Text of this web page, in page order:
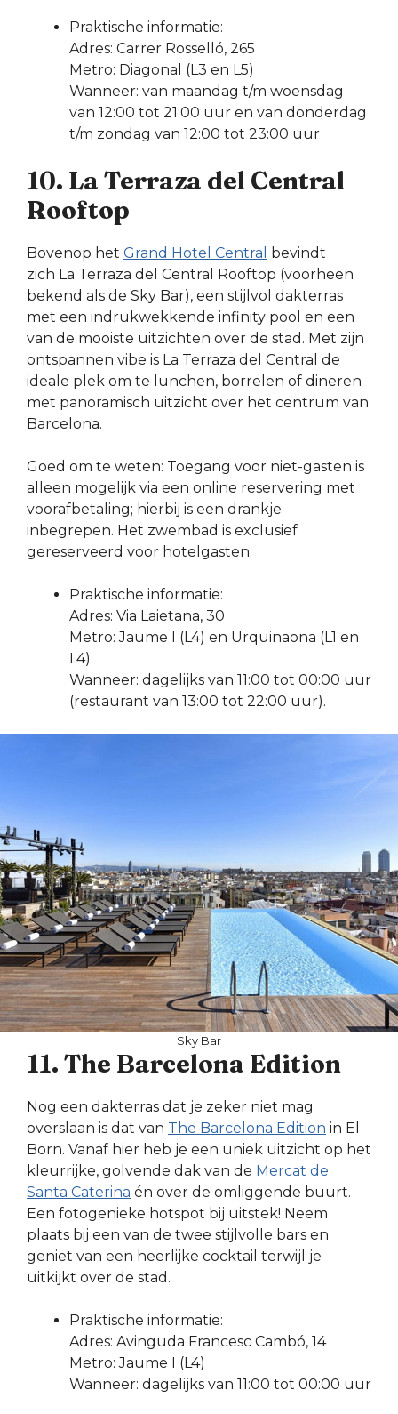
Praktische informatie:
Adres: Carrer Rosselló, 265
Metro: Diagonal (L3 en L5)
Wanneer: van maandag t/m woensdag
van 12:00 tot 21:00 uur en van donderdag
t/m zondag van 12:00 tot 23:00 uur
10. La Terraza del Central
Rooftop
Bovenop het Grand Hotel Central bevindt
zich La Terraza del Central Rooftop (voorheen
bekend als de Sky Bar), een stijlvol dakterras
met een indrukwekkende infinity pool en een
van de mooiste uitzichten over de stad. Met zijn
ontspannen vibe is La Terraza del Central de
ideale plek om te lunchen, borrelen of dineren
met panoramisch uitzicht over het centrum van
Barcelona.
Goed om te weten: Toegang voor niet-gasten is
alleen mogelijk via een online reservering met
voorafbetaling; hierbij is een drankje
inbegrepen. Het zwembad is exclusief
gereserveerd voor hotelgasten.
Praktische informatie:
Adres: Via Laietana, 30
Metro: Jaume I (L4) en Urquinaona (L1 en
L4)
Wanneer: dagelijks van 11:00 tot 00:00 uur
(restaurant van 13:00 tot 22:00 uur).
Sky Bar
11. The Barcelona Edition
Nog een dakterras dat je zeker niet mag
overslaan is dat van The Barcelona Edition in El
Born. Vanaf hier heb je een uniek uitzicht op het
kleurrijke, golvende dak van de Mercat de
Santa Caterina én over de omliggende buurt.
Een fotogenieke hotspot bij uitstek! Neem
plaats bij een van de twee stijlvolle bars en
geniet van een heerlijke cocktail terwijl je
uitkijkt over de stad.
Praktische informatie:
Adres: Avinguda Francesc Cambó, 14
Metro: Jaume I (L4)
Wanneer: dagelijks van 11:00 tot 00:00 uur